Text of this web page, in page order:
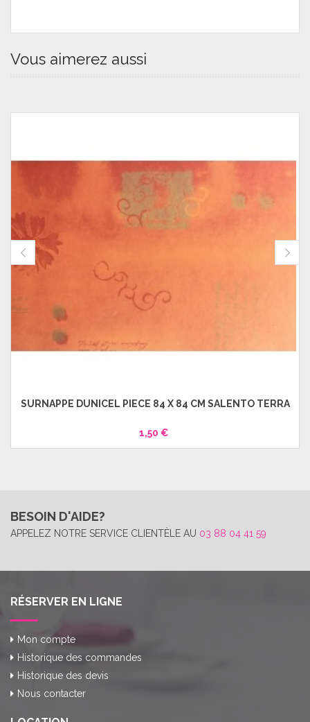
Vous aimerez aussi
SURNAPPE DUNICEL PIECE 84 X 84 CM SALENTO TERRA
1,50 €
BESOIN D'AIDE?
APPELEZ NOTRE SERVICE CLIENTÈLE AU 03 88 04 41 59
RÉSERVER EN LIGNE
Mon compte
Historique des commandes
Historique des devis
Nous contacter